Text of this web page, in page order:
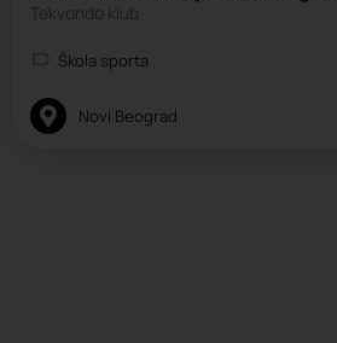
Tekvondo klub
Škola sporta
Novi Beograd